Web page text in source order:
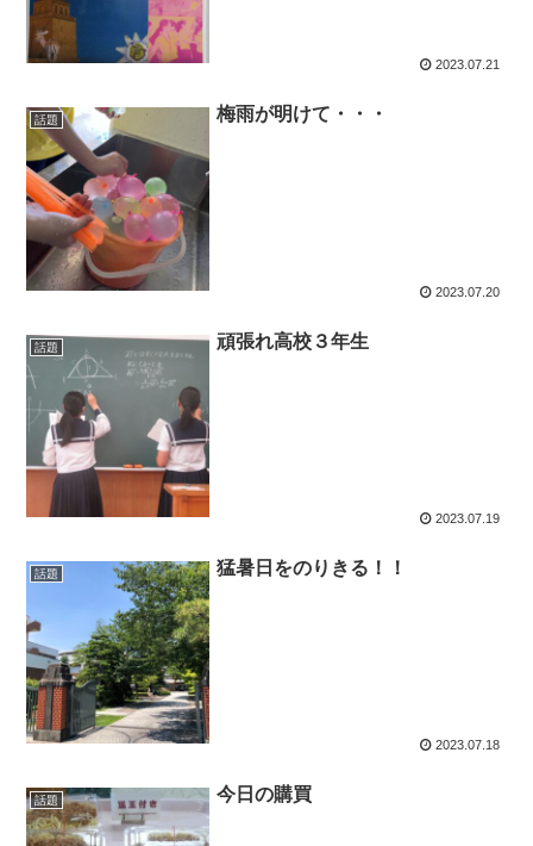
2023.07.21
話題 梅雨が明けて・・・
2023.07.20
話題 頑張れ高校３年生
2023.07.19
話題 猛暑日をのりきる！！
2023.07.18
話題 今日の購買